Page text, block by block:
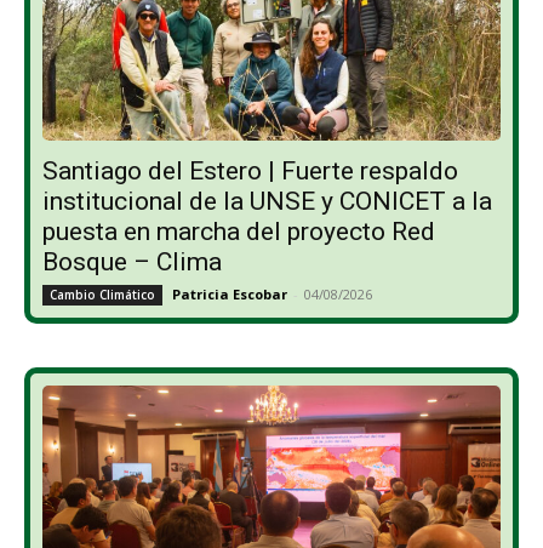
Santiago del Estero | Fuerte respaldo
institucional de la UNSE y CONICET a la
puesta en marcha del proyecto Red
Bosque – Clima
Cambio Climático Patricia Escobar - 04/08/2026